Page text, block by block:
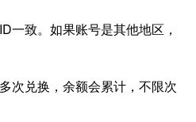
一致。如果账号是其他地区，
次兑换，余额会累计，不限次